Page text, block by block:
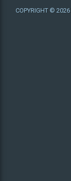
COPYRIGHT © 2026